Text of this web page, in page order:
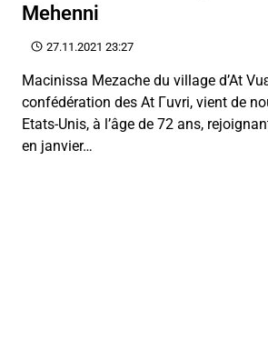
Mehenni
27.11.2021 23:27
Macinissa Mezache du village d’At
confédération des At Γuvri, vient de
Etats-Unis, à l’âge de 72 ans,
en janvier…